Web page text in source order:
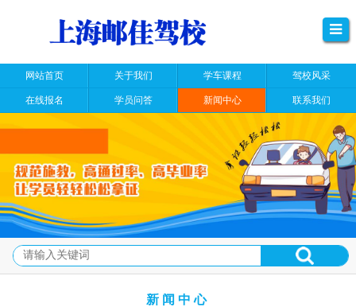
网站首页 关于我们 学车课程 驾校风采
在线报名 学员问答 新闻中心 联系我们
新闻中心